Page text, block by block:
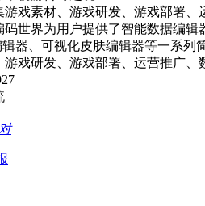
游戏素材、游戏研发、游戏部署
码世界为用户提供了智能数据编
器、可视化皮肤编辑器等一系列
游戏研发、游戏部署、运营推广